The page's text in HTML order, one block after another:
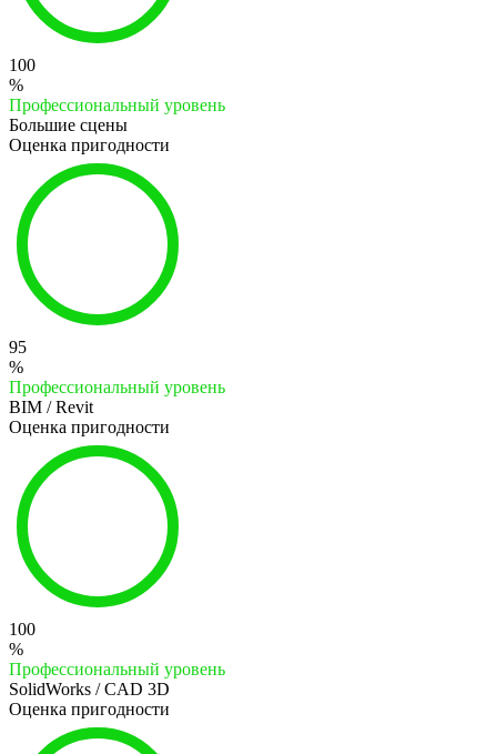
100
%
Профессиональный уровень
Большие сцены
Оценка пригодности
95
%
Профессиональный уровень
BIM / Revit
Оценка пригодности
100
%
Профессиональный уровень
SolidWorks / CAD 3D
Оценка пригодности